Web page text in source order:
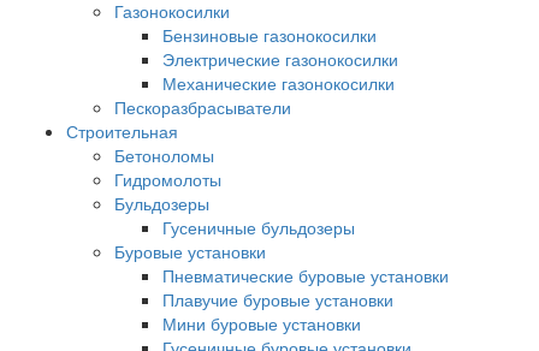
Газонокосилки
Бензиновые газонокосилки
Электрические газонокосилки
Механические газонокосилки
Пескоразбрасыватели
Строительная
Бетоноломы
Гидромолоты
Бульдозеры
Гусеничные бульдозеры
Буровые установки
Пневматические буровые установки
Плавучие буровые установки
Мини буровые установки